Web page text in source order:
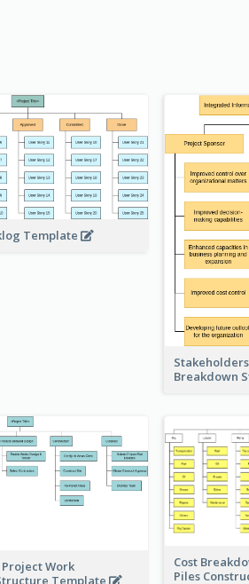
Template
Breakdown
Work
Cost
Piles